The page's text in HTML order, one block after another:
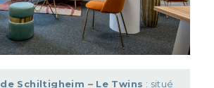
Schiltigheim – Le Twins : situé